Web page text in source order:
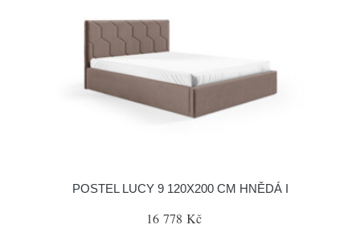
POSTEL LUCY 9 120X200 CM HNĚDÁ I
16 778 Kč